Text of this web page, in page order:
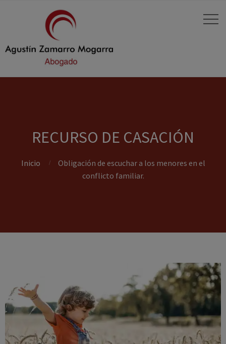
RECURSO DE CASACIÓN
Inicio
Obligación de escuchar a los menores en el
conflicto familiar.